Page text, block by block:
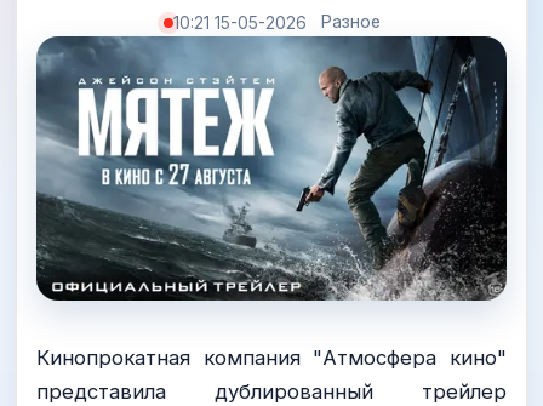
10:21 15-05-2026 Разное
Кинопрокатная компания "Атмосфера кино"
представила дублированный трейлер